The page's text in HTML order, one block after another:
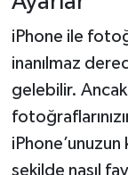
iPhone ile
inanılmaz
gelebilir.
şekilde nasıl